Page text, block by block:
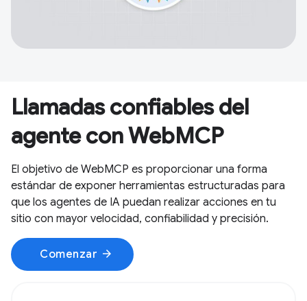
Llamadas confiables del
agente con WebMCP
El objetivo de WebMCP es proporcionar una forma
estándar de exponer herramientas estructuradas para
que los agentes de IA puedan realizar acciones en tu
sitio con mayor velocidad, confiabilidad y precisión.
Comenzar arrow_forward